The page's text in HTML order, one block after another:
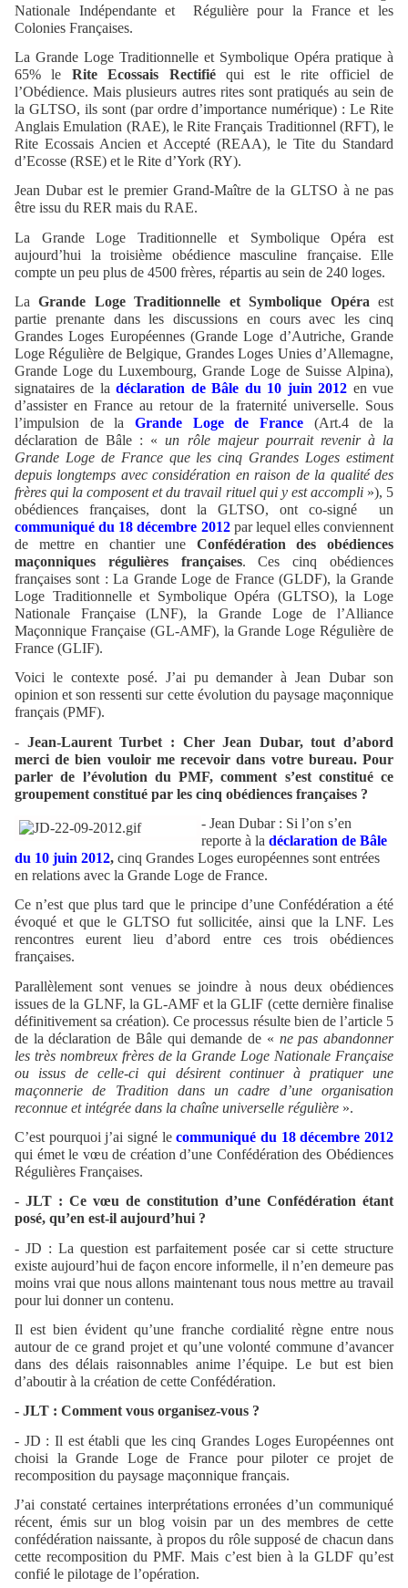
Nationale Indépendante et
Régulière pour la France et les
Colonies Françaises.
La Grande Loge Traditionnelle et Symbolique Opéra pratique à
65% le Rite Ecossais Rectifiéqui est le rite officiel de
l’Obédience. Mais plusieurs autres rites sont pratiqués au sein de
la GLTSO, ils sont (par ordre d’importance numérique) : Le Rite
Anglais Emulation (RAE), le Rite Français Traditionnel (RFT), le
Rite Ecossais Ancien et Accepté (REAA), le Tite du Standard
d’Ecosse (RSE) et le Rite d’York (RY).
Jean Dubar est le premier Grand-Maître de la GLTSO à ne pas
être issu du RER mais du RAE.
La Grande Loge Traditionnelle et Symbolique Opéra est
aujourd’hui la troisième obédience masculine française. Elle
compte un peu plus de 4500 frères, répartis au sein de 240 loges.
LaGrande Loge Traditionnelle et Symbolique Opéra est
partie prenante dans les discussions en cours avec les cinq
Grandes Loges Européennes (Grande Loge d’Autriche, Grande
Loge Régulière de Belgique, Grandes Loges Unies d’Allemagne,
Grande Loge du Luxembourg, Grande Loge de Suisse Alpina),
signataires de la déclaration de Bâle du 10 juin 2012 en vue
d’assister en France au retour de la fraternité universelle. Sous
l’impulsion de la
Grande Loge de France
(Art.4 de la
déclaration de Bâle : «un rôle majeur pourrait revenir à la
Grande Loge de France que les cinq Grandes Loges estiment
depuis longtemps avec considération en raison de la qualité des
frères qui la composent et du travail rituel qui y est accompli»), 5
obédiences françaises, dont la GLTSO, ont co-signé
un
communiqué du 18 décembre 2012 par lequel elles conviennent
de mettre en chantier une Confédération des obédiences
maçonniques régulières françaises. Ces cinq obédiences
françaises sont : La Grande Loge de France (GLDF), la Grande
Loge Traditionnelle et Symbolique Opéra (GLTSO), la Loge
Nationale Française (LNF), la Grande Loge de l’Alliance
Maçonnique Française (GL-AMF), la Grande Loge Régulière de
France (GLIF).
Voici le contexte posé. J’ai pu demander à Jean Dubar son
opinion et son ressenti sur cette évolution du paysage maçonnique
français (PMF).
- Jean-Laurent Turbet : Cher Jean Dubar, tout d’abord
merci de bien vouloir me recevoir dans votre bureau. Pour
parler de l’évolution du PMF, comment s’est constitué ce
groupement constitué par les cinq obédiences françaises ?
- Jean Dubar : Si l’on s’en
reporte à la déclaration de Bâle
du 10 juin 2012, cinq Grandes Loges européennes sont entrées
en relations avec la Grande Loge de France.
Ce n’est que plus tard que le principe d’une Confédération a été
évoqué et que le GLTSO fut sollicitée, ainsi que la LNF. Les
rencontres eurent lieu d’abord entre ces trois obédiences
françaises.
Parallèlement sont venues se joindre à nous deux obédiences
issues de la GLNF, la GL-AMF et la GLIF (cette dernière finalise
définitivement sa création). Ce processus résulte bien de l’article 5
de la déclaration de Bâle qui demande de « ne pas abandonner
les très nombreux frères de la Grande Loge Nationale Française
ou issus de celle-ci qui désirent continuer à pratiquer une
maçonnerie de Tradition dans un cadre d’une organisation
reconnue et intégrée dans la chaîne universelle régulière ».
C’est pourquoi j’ai signé le communiqué du 18 décembre 2012
qui émet le vœu de création d’une Confédération des Obédiences
Régulières Françaises.
- JLT : Ce vœu de constitution d’une Confédération étant
posé, qu’en est-il aujourd’hui ?
- JD : La question est parfaitement posée car si cette structure
existe aujourd’hui de façon encore informelle, il n’en demeure pas
moins vrai que nous allons maintenant tous nous mettre au travail
pour lui donner un contenu.
Il est bien évident qu’une franche cordialité règne entre nous
autour de ce grand projet et qu’une volonté commune d’avancer
dans des délais raisonnables anime l’équipe. Le but est bien
d’aboutir à la création de cette Confédération.
- JLT : Comment vous organisez-vous ?
- JD : Il est établi que les cinq Grandes Loges Européennes ont
choisi la Grande Loge de France pour piloter ce projet de
recomposition du paysage maçonnique français.
J’ai constaté certaines interprétations erronées d’un communiqué
récent, émis sur un blog voisin par un des membres de cette
confédération naissante, à propos du rôle supposé de chacun dans
cette recomposition du PMF. Mais c’est bien à la GLDF qu’est
confié le pilotage de l’opération.